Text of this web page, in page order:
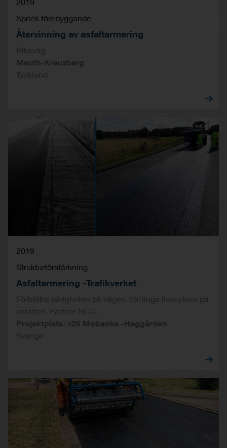
Sprick förebyggande
Återvinning av asfaltarmering
Riksväg
Mauth-Kreuzberg
Tyskland
2019
Strukturförstärkning
Asfaltarmering -Trafikverket
Förbättra bärigheten på vägen, förlänga livscykeln på
asfalten. Partner NCC.
Projektplats: v26 Mobacka -Haggården
Sverige